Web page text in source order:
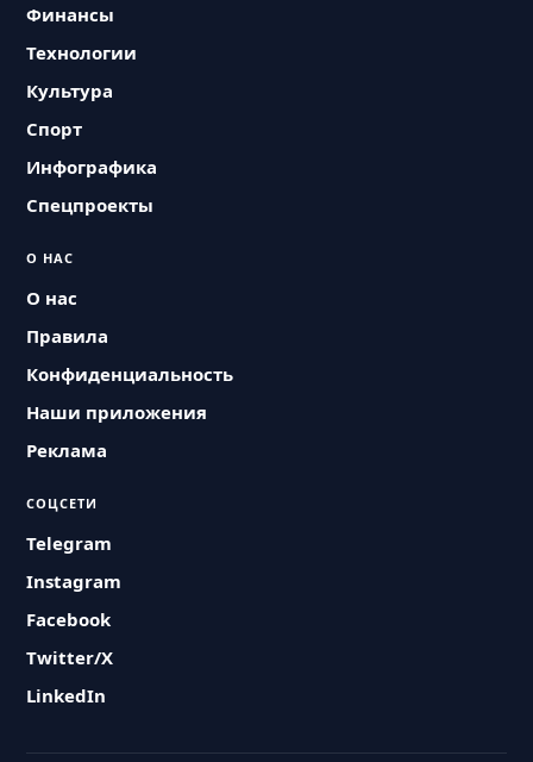
Финансы
Технологии
Культура
Спорт
Инфографика
Спецпроекты
О НАС
О нас
Правила
Конфиденциальность
Наши приложения
Реклама
СОЦСЕТИ
Telegram
Instagram
Facebook
Twitter/X
LinkedIn